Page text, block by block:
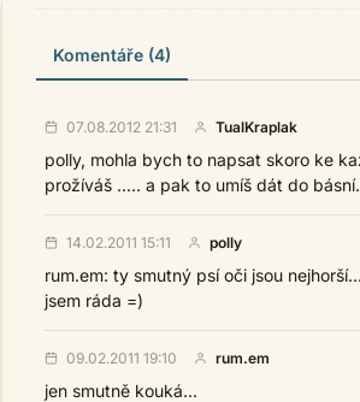
Komentáře (4)
07.08.2012 21:31 TualKraplak
polly, mohla bych to napsat skoro ke
prožíváš ..... a pak to umíš dát do
14.02.2011 15:11 polly
rum.em: ty smutný psí oči jsou nejhorší...
jsem ráda =)
09.02.2011 19:10 rum.em
jen smutně kouká...